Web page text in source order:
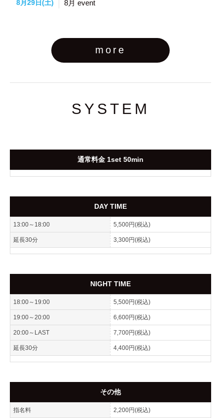
8月29日(土) 8月 event
more
SYSTEM
通常料金 1set 50min
DAY TIME
13:00～18:00 5,500円(税込)
延長30分 3,300円(税込)
NIGHT TIME
18:00～19:00 5,500円(税込)
19:00～20:00 6,600円(税込)
20:00～LAST 7,700円(税込)
延長30分 4,400円(税込)
その他
指名料 2,200円(税込)